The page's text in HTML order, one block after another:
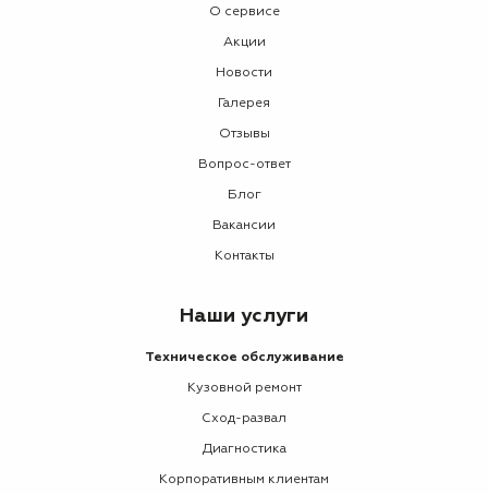
О сервисе
Акции
Новости
Галерея
Отзывы
Вопрос-ответ
Блог
Вакансии
Контакты
Наши услуги
Техническое обслуживание
Кузовной ремонт
Сход-развал
Диагностика
Корпоративным клиентам